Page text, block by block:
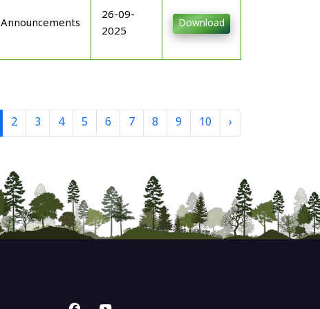
Announcements
26-09-
2025
Download
2 3 4 5 6 7 8 9 10 ›